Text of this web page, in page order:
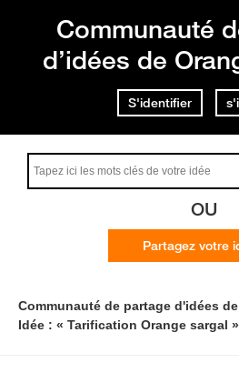
Communauté
d’idées de
S'identifier
OU
Partagez votre
Communauté de partage d'idées
Idée : « Tarification Orange sargal »